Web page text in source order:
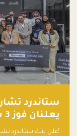
ستاندرد
والتكنولوجيا”
أعلن بنك ستاندرد